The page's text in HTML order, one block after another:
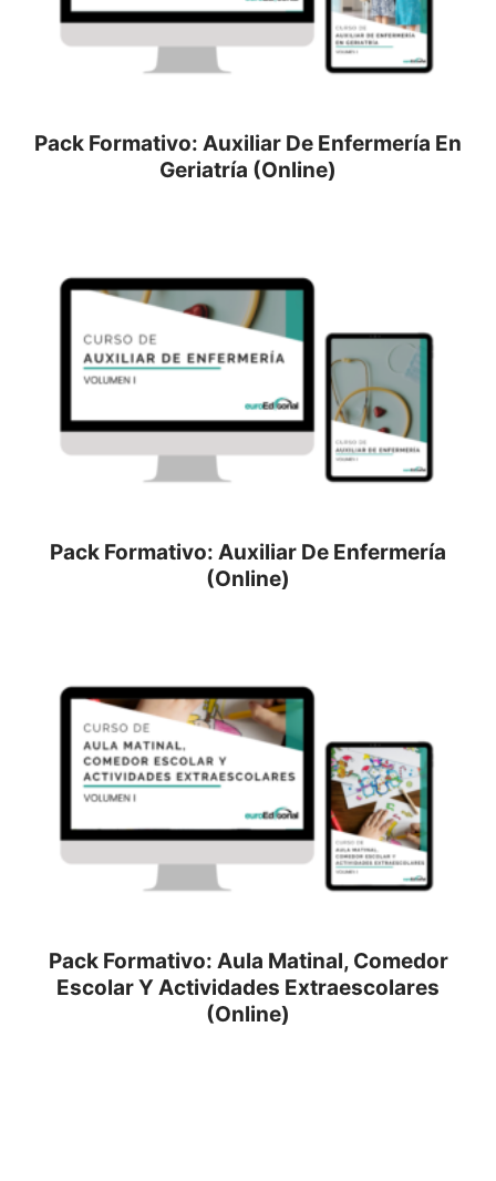
Pack Formativo: Auxiliar De Enfermería En
Geriatría (Online)
Pack Formativo: Auxiliar De Enfermería
(Online)
Pack Formativo: Aula Matinal, Comedor
Escolar Y Actividades Extraescolares
(Online)